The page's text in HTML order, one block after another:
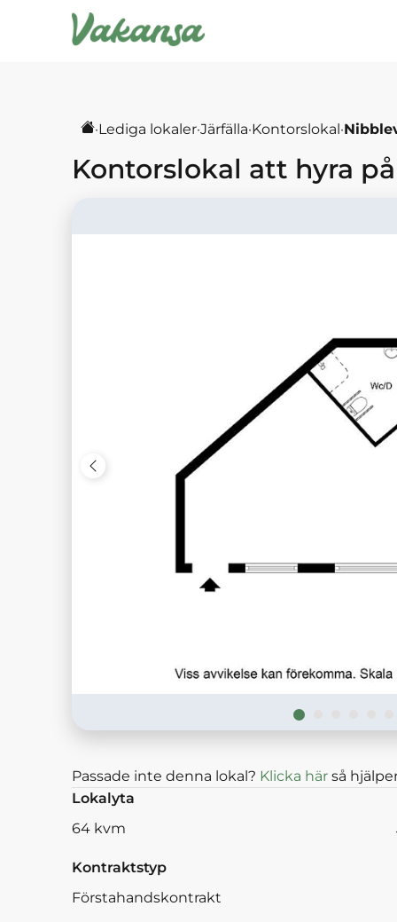
·Lediga lokaler·Järfälla·Kontorslokal·
Kontorslokal att hyra på
Passade inte denna lokal? Klicka här så
Lokalyta
64kvm
Kontraktstyp
Förstahandskontrakt